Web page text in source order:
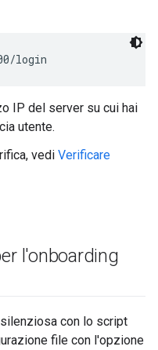
login
IP del server su cui hai
utente.
vedi Verificare
l'onboarding
con lo script
file con l'opzione